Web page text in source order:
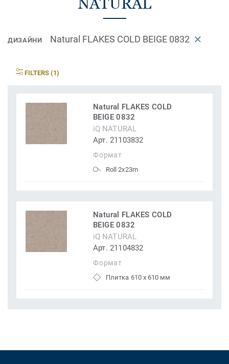
ДИЗАЙНИ Natural FLAKES COLD BEIGE 0832
FILTERS (1)
Natural FLAKES COLD
BEIGE 0832
iQ NATURAL
Арт. 21103832
Формат
Roll 2x23m
Natural FLAKES COLD
BEIGE 0832
iQ NATURAL
Арт. 21104832
Формат
Плитка 610 x 610 мм